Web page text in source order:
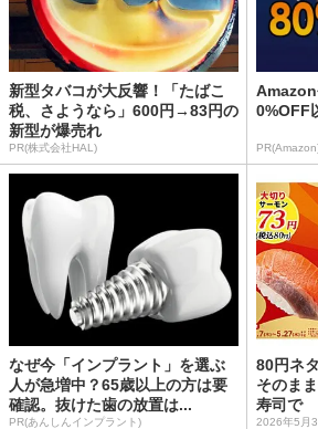
新型タバコが大反響！「たばこ
税、さようなら」600円→83円の
新型が爆売れ
PR(株式会社HAL)
Amazon
0%OFF
なぜ今「インプラント」を選ぶ
人が急増中？65歳以上の方は要
確認。抜けた歯の放置は...
PR(あんしんインプラント)
80円ネ
そのま
寿司で
2026年5月3